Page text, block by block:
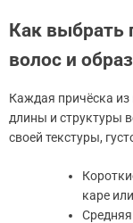
Как выбрать
волос и
Каждая причёска из
длины и структуры
своей текстуры,
каре